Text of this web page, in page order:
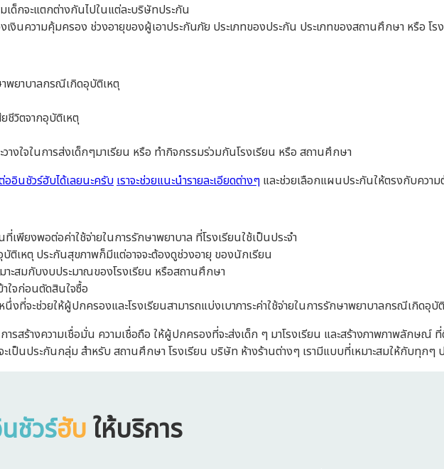
จะแตกต่างกันไปในแต่ละบริษัทประกัน
งินความคุ้มครอง ช่วงอายุของผู้เอาประกันภัย ประเภทของประกัน ประเภทของสถานศึกษา หรือ โร
าพยาบาลกรณีเกิดอุบัติเหตุ
ชีวิตจากอุบัติเหตุ
างใจในการส่งเด็กๆมาเรียน หรือ ทำกิจกรรมร่วมกันโรงเรียน หรือ สถานศึกษา
ออินชัวร์ฮับได้เลยนะครับ เราจะช่วยแนะนำรายละเอียดต่างๆ และช่วยเลือกแผนประกันให้ตรงกับควา
เพียงพอต่อค่าใช้จ่ายในการรักษาพยาบาล ที่โรงเรียนใช้เป็นประจำ
เหตุ ประกันสุขภาพก็มีแต่อาจจะต้องดูช่วงอายุ ของนักเรียน
าะสมกับงบประมาณของโรงเรียน หรือสถานศึกษา
ใจก่อนตัดสินใจซื้อ
งที่จะช่วยให้ผู้ปกครองและโรงเรียนสามารถแบ่งเบาภาระค่าใช้จ่ายในการรักษาพยาบาลกรณีเกิดอุ
รสร้างความเชื่อมั่น ความเชื่อถือ ให้ผู้ปกครองที่จะส่งเด็ก ๆ มาโรงเรียน และสร้างภาพภาพลักษณ์
ะเป็นประกันกลุ่ม สำหรับ สถานศึกษา โรงเรียน บริษัท ห้างร้านต่างๆ เรามีแบบที่เหมาะสมให้กับทุกๆ
ชัวร์ฮับให้บริการ